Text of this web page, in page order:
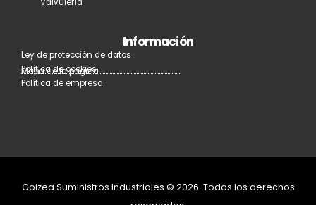
Valvulería
Información
Ley de protección de datos
Política de cookies
Política de empresa
Mapa de la página
Goizea Suministros Industriales © 2026. Todos los derechos